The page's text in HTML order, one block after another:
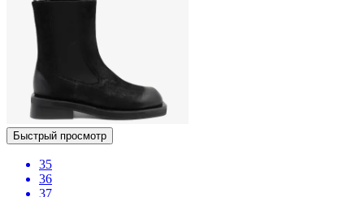
Быстрый просмотр
35
36
37